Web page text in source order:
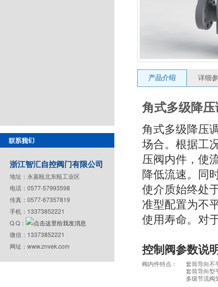
浙江智汇自控阀门有限公司
地址：永嘉瓯北东瓯工业区
电话：0577-57993598
传真：0577-67357819
手机：13373852221
Q Q：
微信：13373852221
网址：www.znvek.com
产品介绍 详细
角式多级降
角式多级降压
场合。根据工
压阀内件，使
降低流速。同
使介质始终处
准型配置为不
使用寿命。对
控制阀参数说
阀内件特点：
套筒导向不
套筒导向型
多级节流阀